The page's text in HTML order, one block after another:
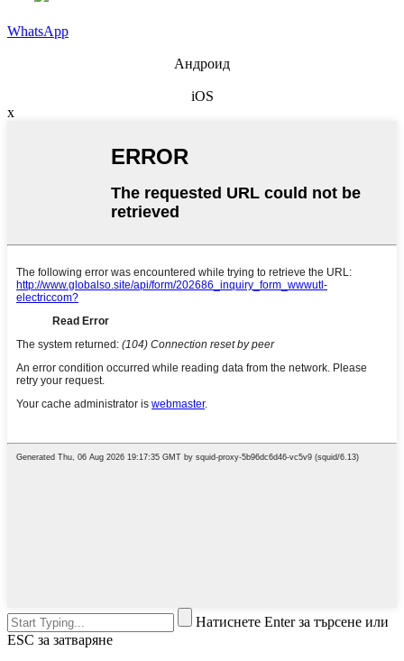
WhatsApp
Андроид
iOS
x
Натиснете Enter за търсене или
ESC за затваряне